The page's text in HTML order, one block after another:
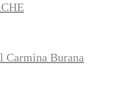
Carmina Burana